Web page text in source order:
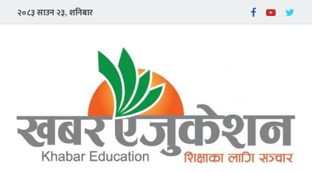
२०८३ साउन २३, शनिबार